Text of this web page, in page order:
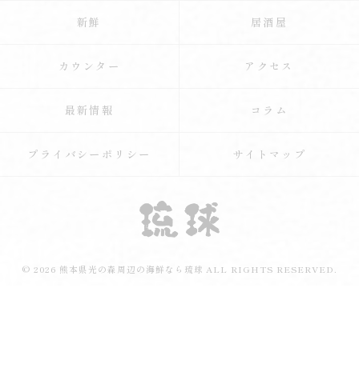
新鮮 居酒屋
カウンター アクセス
最新情報 コラム
プライバシーポリシー サイトマップ
© 2026 熊本県光の森周辺の海鮮なら琉球 ALL RIGHTS RESERVED.